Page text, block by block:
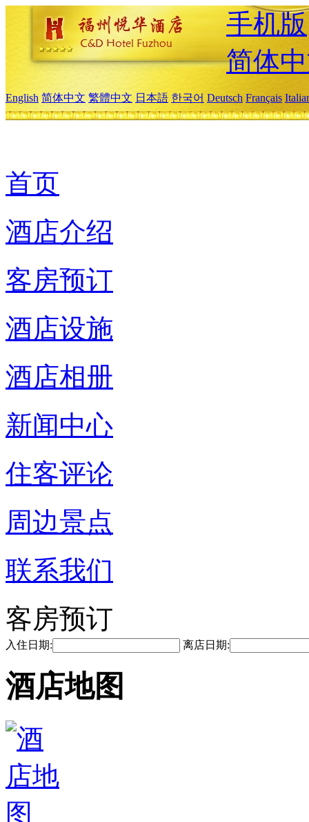
手机版
简体
English 简体中文 繁體中文 日本語 한국어 Deutsch Français
首页
酒店介绍
客房预订
酒店设施
酒店相册
新闻中心
住客评论
周边景点
联系我们
客房预订
入住日期: 离店日期:
酒店地图